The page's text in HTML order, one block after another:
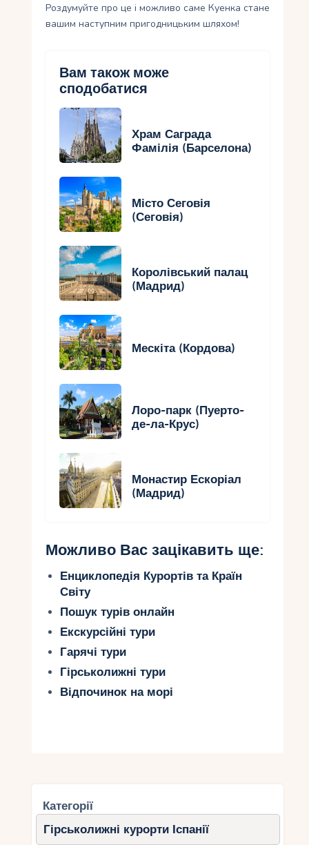
Роздумуйте про це і можливо саме Куенка стане
вашим наступним пригодницьким шляхом!
Вам також може
сподобатися
Храм Саграда
Фамілія (Барселона)
Місто Сеговія
(Сеговія)
Королівський палац
(Мадрид)
Мескіта (Кордова)
Лоро-парк (Пуерто-
де-ла-Крус)
Монастир Ескоріал
(Мадрид)
Можливо Вас зацікавить ще:
Енциклопедія Курортів та Країн
Світу
Пошук турів онлайн
Екскурсійні тури
Гарячі тури
Гірськолижні тури
Відпочинок на морі
Категорії
Гірськолижні курорти Іспанії